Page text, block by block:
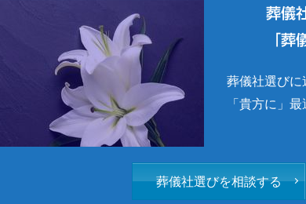
葬儀
「葬
葬儀社選びに
「貴方に」
葬儀社選びを相談する